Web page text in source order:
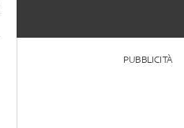
PUBBLICITÀ